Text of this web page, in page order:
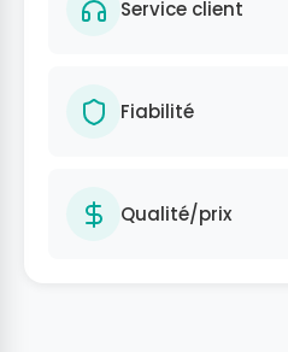
Service client
Fiabilité
Qualité/prix